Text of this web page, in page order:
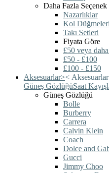
Daha Fazla Seçenek
Nazarlıklar
Kol Düğmeleri
Takı Setleri
Fiyata Göre
£50 veya
£50 - £100
£100 - £150
Aksesuarlar>< Aksesuarlar
Güneş GözlüğüSaat
Güneş Gözlüğü
Bolle
Burberry
Carrera
Calvin Klein
Coach
Dolce and
Gucci
Jimmy Choo